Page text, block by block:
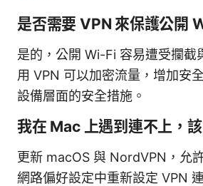
是否需要 VPN 來保護公開
是的，公開 Wi-Fi 容易遭受攔截
用 VPN 可以加密流量，增加安
設備層面的安全措施。
我在 Mac 上遇到連不上，
更新 macOS 與 NordVPN，允
網路偏好設定中重新設定 VPN